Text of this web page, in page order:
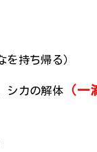
持ち帰る）
シカの解体 （